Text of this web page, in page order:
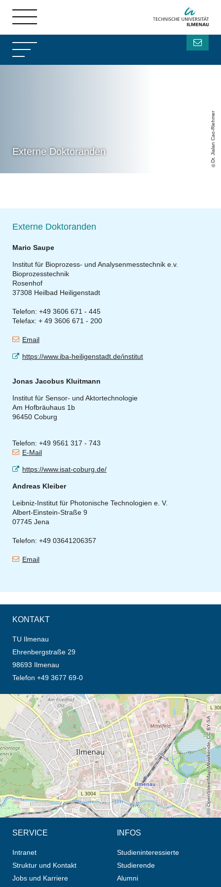
Externe Doktoranden Dr. Jialan Cao-Riehmer
Externe Doktoranden
Mario Saupe
Institut für Bioprozess- und Analysenmesstechnik e.v.
Bioprozesstechnik
Rosenhof
37308 Heilbad Heiligenstadt
Telefon: +49 3606 671 - 445
Telefax: + 49 3606 671 - 200
Email
https://www.iba-heiligenstadt.de/institut
Jonas Jacobus Kluitmann
Institut für Sensor- und Aktortechnologie
Am Hofbräuhaus 1b
96450 Coburg
Telefon: +49 9561 317 - 743
E-Mail
https://www.isat-coburg.de/
Andreas Kleiber
Leibniz-Institut für Photonische Technologien e. V.
Albert-Einstein-Straße 9
07745 Jena
Telefon: +49 03641206357
Email
KONTAKT
TU Ilmenau
Ehrenbergstraße 29
98693 Ilmenau
Telefon +49 3677 69-0
Öffnet die Anfahrtsbeschreibung in neuem Tab (Karte)
© OpenStreetMap-Mitwirkende, CC BY-SA
SERVICE
Intranet
Struktur und Kontakt
Jobs und Karriere
INFOS
Studieninteressierte
Studierende
Alumni